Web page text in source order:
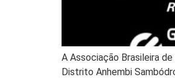
A Associação Brasileira
Distrito Anhembi